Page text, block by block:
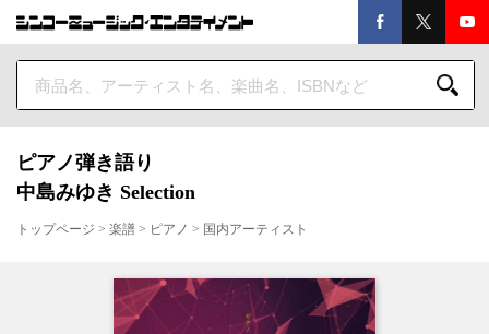
ピアノ弾き語り
中島みゆき Selection
トップページ > 楽譜 > ピアノ > 国内アーティスト